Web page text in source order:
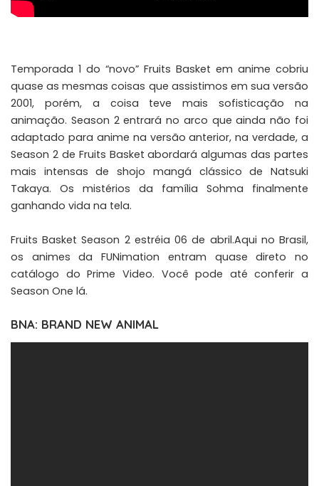
Temporada 1 do “novo” Fruits Basket em anime cobriu
quase as mesmas coisas que assistimos em sua versão
2001, porém, a coisa teve mais sofisticação na
animação. Season 2 entrará no arco que ainda não foi
adaptado para anime na versão anterior, na verdade, a
Season 2 de Fruits Basket abordará algumas das partes
mais intensas de shojo mangá clássico de Natsuki
Takaya. Os mistérios da família Sohma finalmente
ganhando vida na tela.
Fruits Basket Season 2 estréia 06 de abril.Aqui no Brasil,
os animes da FUNimation entram quase direto no
catálogo do Prime Video. Você pode até conferir a
Season One lá.
BNA: BRAND NEW ANIMAL